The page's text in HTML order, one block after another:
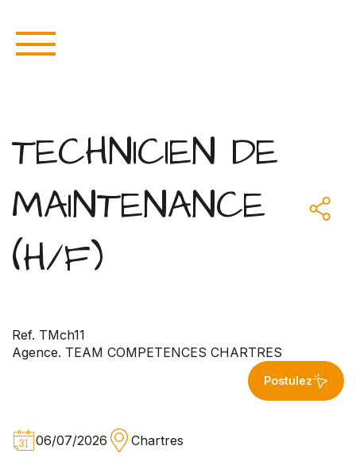
TECHNICIEN DE
MAINTENANCE
(H/F)
Ref. TMch11
Agence. TEAM COMPETENCES CHARTRES
Postulez
06/07/2026 Chartres